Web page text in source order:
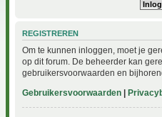
REGISTREREN
Om te kunnen inloggen, moet je
op dit forum. De beheerder kan
gebruikersvoorwaarden en
Gebruikersvoorwaarden |